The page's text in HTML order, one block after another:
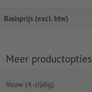
Basisprijs (excl. btw)
Meer productopties
Vouw (4-zijdig)